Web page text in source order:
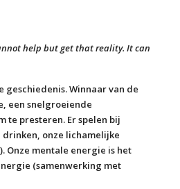
help but get that reality. It can
Winnaar van de
een snelgroeiende
te presteren. Er spelen bij
drinken, onze lichamelijke
Onze mentale energie is het
(samenwerking met